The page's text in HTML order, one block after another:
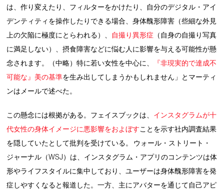
は、作り変えたり、フィルターをかけたり、自分のデジタル・アイ
デンティティを操作したりできる場合、身体醜形障害（些細な外見
上の欠陥に極度にとらわれる）、 自撮り異形症 （自身の自撮り写真
に満足しない）、摂食障害などに悩む人に影響を与える可能性が懸
念されます。（中略）特に若い女性を中心に、
『非現実的で達成不
可能な』美の基準を生み出してしまうかもしれません」とマーティ
ンはメールで述べた。
この懸念には根拠がある。フェイスブックは、 インスタグラムが十
代女性の身体イメージに悪影響をおよぼすことを示す社内調査結果
を隠していたとして批判を受けている。 ウォール・ストリート・
ジャーナル（WSJ）は、インスタグラム・アプリのコンテンツは体
形やライフスタイルに集中しており、ユーザーは身体醜形障害を発
症しやすくなると報道した。一方、主にアバターを通じて自己アピ